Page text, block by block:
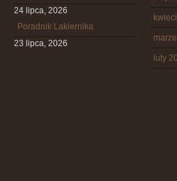
24 lipca, 2026
Poradnik Lakiernika
23 lipca, 2026
luty